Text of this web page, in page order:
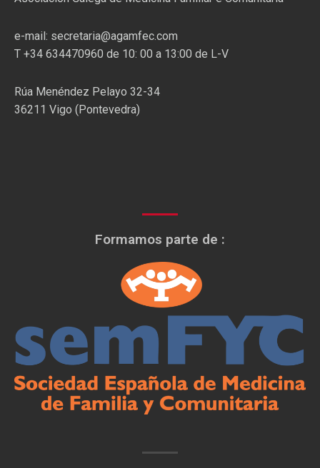
e-mail: secretaria@agamfec.com
T +34 634470960 de 10: 00 a 13:00 de L-V
Rúa Menéndez Pelayo 32-34
36211 Vigo (Pontevedra)
Formamos parte de :